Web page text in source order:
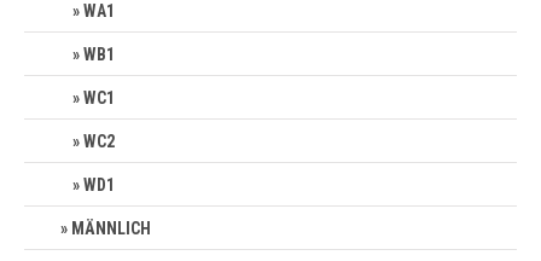
WA1
WB1
WC1
WC2
WD1
MÄNNLICH